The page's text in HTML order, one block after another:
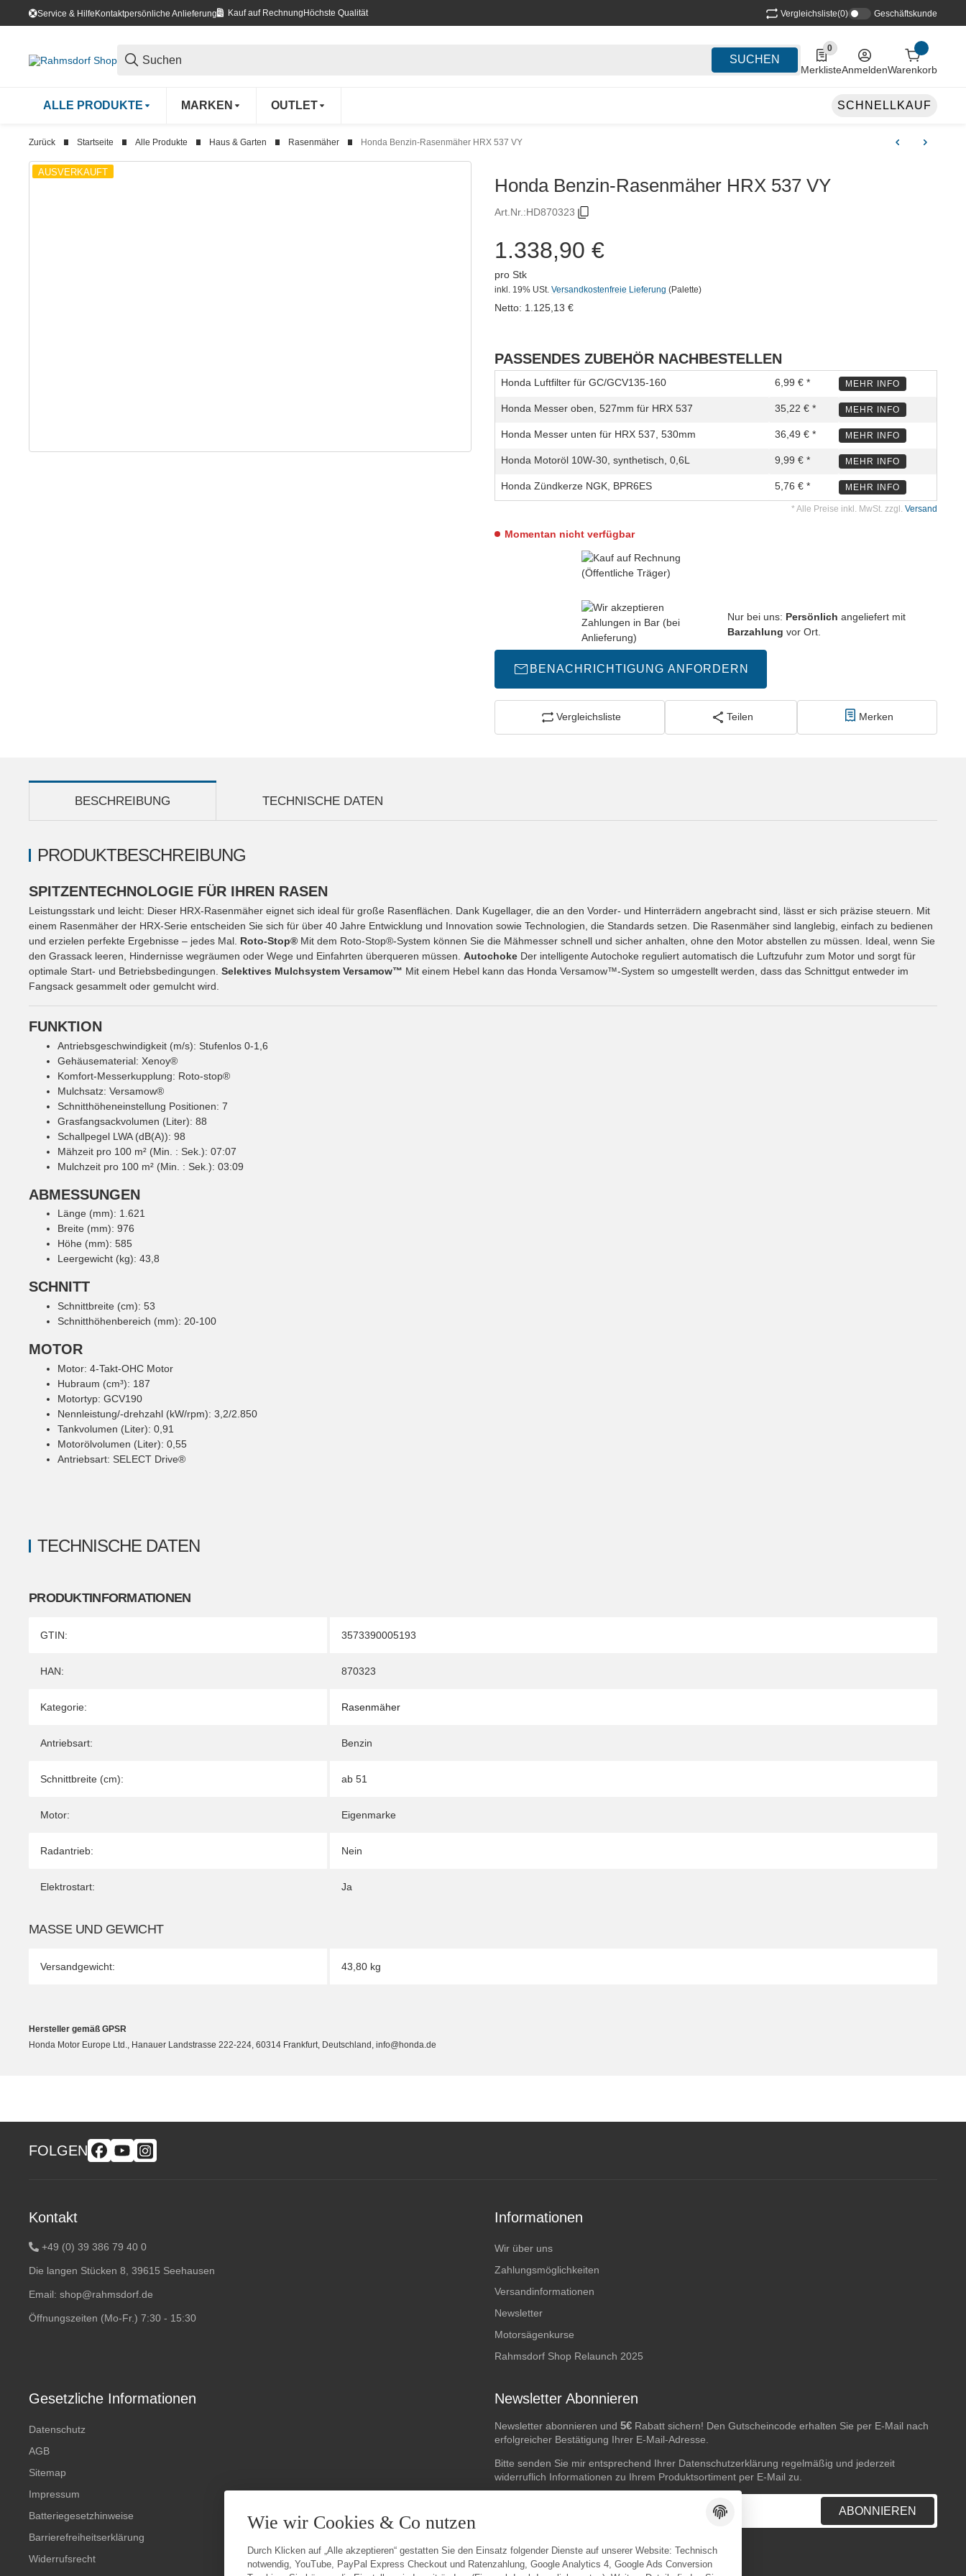
Service & HilfeKontaktpersönliche Anlieferung Kauf auf Rechnung Höchste Qualität Vergleichsliste(0) Geschäftskunde
SUCHEN
0
0 Produkte in der Liste
MerklisteAnmeldenWarenkorb
ALLE PRODUKTE MARKEN OUTLET SCHNELLKAUF
Zurück Startseite Alle Produkte Haus & Garten Rasenmäher Honda Benzin-Rasenmäher HRX 537 VY
AUSVERKAUFT
Honda Benzin-Rasenmäher HRX 537 VY
Art.Nr.:HD870323
1.338,90 €
pro Stk
inkl. 19% USt. Versandkostenfreie Lieferung (Palette)
Netto: 1.125,13 €
PASSENDES ZUBEHÖR NACHBESTELLEN
Honda Luftfilter für GC/GCV135-160 6,99 € * MEHR INFO
Honda Messer oben, 527mm für HRX 537 35,22 € * MEHR INFO
Honda Messer unten für HRX 537, 530mm 36,49 € * MEHR INFO
Honda Motoröl 10W-30, synthetisch, 0,6L 9,99 € * MEHR INFO
Honda Zündkerze NGK, BPR6ES 5,76 € * MEHR INFO
* Alle Preise inkl. MwSt. zzgl. Versand
Momentan nicht verfügbar
Nur bei uns: Persönlich angeliefert mit
Barzahlung vor Ort.
BENACHRICHTIGUNG ANFORDERN
Vergleichsliste Teilen Merken
TECHNISCHE DATEN
BESCHREIBUNG
TECHNISCHE DATEN
PRODUKTINFORMATIONEN
Produkteigenschaft
Wert
GTIN: 3573390005193
HAN: 870323
Kategorie: Rasenmäher
Antriebsart: Benzin
Schnittbreite (cm): ab 51
Motor: Eigenmarke
Radantrieb: Nein
Elektrostart: Ja
MASSE UND GEWICHT
Versandgewicht: 43,80 kg
PRODUKTBESCHREIBUNG
SPITZENTECHNOLOGIE FÜR IHREN RASEN
Leistungsstark und leicht: Dieser HRX-Rasenmäher eignet sich ideal für große Rasenflächen. Dank Kugellager, die an den Vorder- und Hinterrädern angebracht sind, lässt er sich präzise steuern. Mit
einem Rasenmäher der HRX-Serie entscheiden Sie sich für über 40 Jahre Entwicklung und Innovation sowie Technologien, die Standards setzen. Die Rasenmäher sind langlebig, einfach zu bedienen
und erzielen perfekte Ergebnisse – jedes Mal. Roto-Stop® Mit dem Roto-Stop®-System können Sie die Mähmesser schnell und sicher anhalten, ohne den Motor abstellen zu müssen. Ideal, wenn Sie
den Grassack leeren, Hindernisse wegräumen oder Wege und Einfahrten überqueren müssen. Autochoke Der intelligente Autochoke reguliert automatisch die Luftzufuhr zum Motor und sorgt für
optimale Start- und Betriebsbedingungen. Selektives Mulchsystem Versamow™ Mit einem Hebel kann das Honda Versamow™-System so umgestellt werden, dass das Schnittgut entweder im
Fangsack gesammelt oder gemulcht wird.
FUNKTION
Antriebsgeschwindigkeit (m/s): Stufenlos 0-1,6
Gehäusematerial: Xenoy®
Komfort-Messerkupplung: Roto-stop®
Mulchsatz: Versamow®
Schnitthöheneinstellung Positionen: 7
Grasfangsackvolumen (Liter): 88
Schallpegel LWA (dB(A)): 98
Mähzeit pro 100 m² (Min. : Sek.): 07:07
Mulchzeit pro 100 m² (Min. : Sek.): 03:09
ABMESSUNGEN
Länge (mm): 1.621
Breite (mm): 976
Höhe (mm): 585
Leergewicht (kg): 43,8
SCHNITT
Schnittbreite (cm): 53
Schnitthöhenbereich (mm): 20-100
MOTOR
Motor: 4-Takt-OHC Motor
Hubraum (cm³): 187
Motortyp: GCV190
Nennleistung/-drehzahl (kW/rpm): 3,2/2.850
Tankvolumen (Liter): 0,91
Motorölvolumen (Liter): 0,55
Antriebsart: SELECT Drive®
Hersteller gemäß GPSR
Honda Motor Europe Ltd., Hanauer Landstrasse 222-224, 60314 Frankfurt, Deutschland, info@honda.de
FOLGEN
Kontakt
+49 (0) 39 386 79 40 0
Die langen Stücken 8, 39615 Seehausen
Email: shop@rahmsdorf.de
Öffnungszeiten (Mo-Fr.) 7:30 - 15:30
Informationen
Wir über uns
Zahlungsmöglichkeiten
Versandinformationen
Newsletter
Motorsägenkurse
Rahmsdorf Shop Relaunch 2025
Gesetzliche Informationen
Datenschutz
AGB
Sitemap
Impressum
Batteriegesetzhinweise
Barrierefreiheitserklärung
Widerrufsrecht
Newsletter Abonnieren
Newsletter abonnieren und 5€ Rabatt sichern! Den Gutscheincode erhalten Sie per E-Mail nach
erfolgreicher Bestätigung Ihrer E-Mail-Adresse.
Bitte senden Sie mir entsprechend Ihrer Datenschutzerklärung regelmäßig und jederzeit
widerruflich Informationen zu Ihrem Produktsortiment per E-Mail zu.
ABONNIEREN
Wie wir Cookies & Co nutzen
Durch Klicken auf „Alle akzeptieren“ gestatten Sie den Einsatz folgender Dienste auf unserer Website: Technisch
notwendig, YouTube, PayPal Express Checkout und Ratenzahlung, Google Analytics 4, Google Ads Conversion